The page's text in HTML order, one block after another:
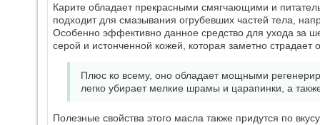
Карите обладает прекрасными смягчающими и
подходит для смазывания огрубевших частей тела,
Особенно эффективно данное средство для ухода за
серой и истонченной кожей, которая заметно страдает
Плюс ко всему, оно обладает мощными
легко убирает мелкие шрамы и царапинки, а
Полезные свойства этого масла также придутся по